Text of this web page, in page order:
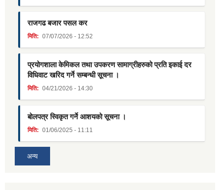
राजगढ बजार पसल कर
मिति: 07/07/2026 - 12:52
प्रयोगशाला केमिकल तथा उपकरण सामाग्रीहरुको प्रति इकाई दर
विधिवाट खरिद गर्ने सम्बन्धी सूचना ।
मिति: 04/21/2026 - 14:30
बोलपत्र स्विकृत गर्ने आशयको सूचना ।
मिति: 01/06/2025 - 11:11
अन्य